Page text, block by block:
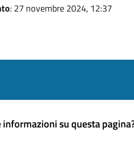
: 27 novembre 2024, 12:37
su questa